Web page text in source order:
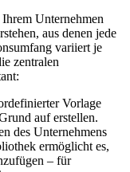
Unternehmen
aus denen jede
variiert je
zentralen
Vorlage
auf erstellen.
des Unternehmens
ermöglicht es,
– für